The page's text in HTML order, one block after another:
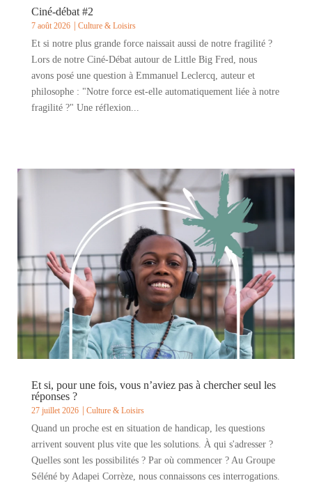
Ciné-débat #2
7 août 2026 Culture & Loisirs
Et si notre plus grande force naissait aussi de notre fragilité ?
Lors de notre Ciné-Débat autour de Little Big Fred, nous
avons posé une question à Emmanuel Leclercq, auteur et
philosophe : "Notre force est-elle automatiquement liée à notre
fragilité ?" Une réflexion...
Et si, pour une fois, vous n’aviez pas à chercher seul les
réponses ?
27 juillet 2026 Culture & Loisirs
Quand un proche est en situation de handicap, les questions
arrivent souvent plus vite que les solutions. À qui s'adresser ?
Quelles sont les possibilités ? Par où commencer ? Au Groupe
Séléné by Adapei Corrèze, nous connaissons ces interrogations.